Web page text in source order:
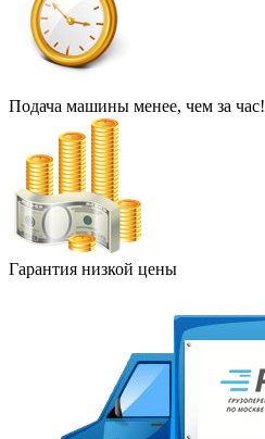
Подача машины менее, чем за час!
Гарантия низкой цены